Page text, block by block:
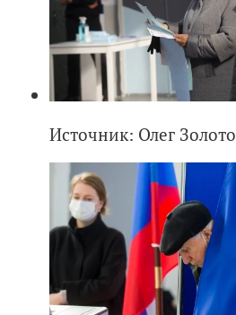
Источник: Олег Золото